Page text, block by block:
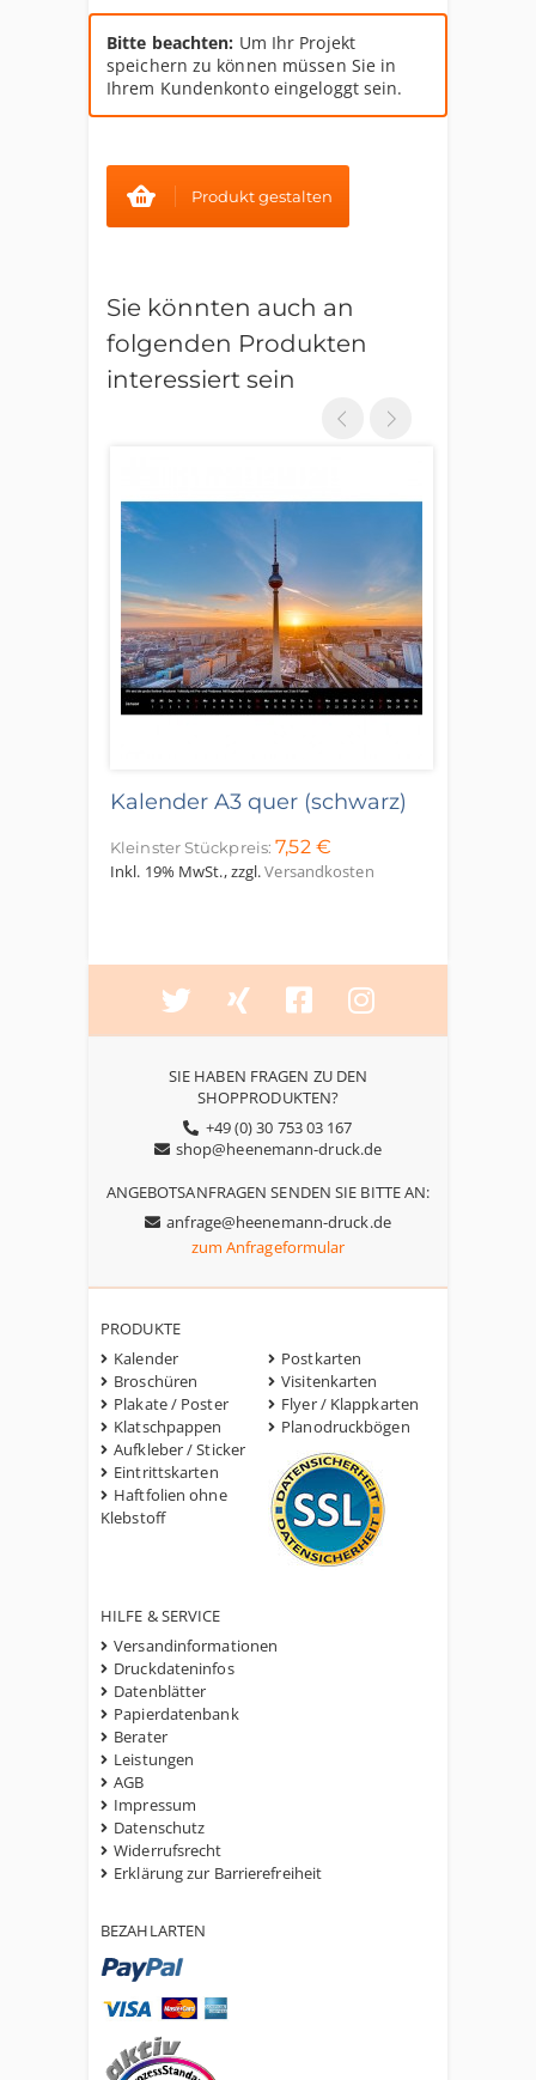
Bitte beachten: Um Ihr Projekt
speichern zu können müssen Sie in
Ihrem Kundenkonto eingeloggt sein.
Produkt gestalten
Sie könnten auch an
folgenden Produkten
interessiert sein
Kalender A3 quer (schwarz)
Kleinster Stückpreis: 7,52 €
Inkl. 19% MwSt.,zzgl.Versandkosten
SIE HABEN FRAGEN ZU DEN
SHOPPRODUKTEN?
+49 (0) 30 753 03 167
shop@heenemann-druck.de
ANGEBOTSANFRAGEN SENDEN SIE BITTE AN:
anfrage@heenemann-druck.de
zum Anfrageformular
PRODUKTE
Kalender
Broschüren
Plakate / Poster
Klatschpappen
Aufkleber / Sticker
Eintrittskarten
Haftfolien ohne
Klebstoff
Postkarten
Visitenkarten
Flyer / Klappkarten
Planodruckbögen
HILFE & SERVICE
Versandinformationen
Druckdateninfos
Datenblätter
Papierdatenbank
Berater
Leistungen
AGB
Impressum
Datenschutz
Widerrufsrecht
Erklärung zur Barrierefreiheit
BEZAHLARTEN